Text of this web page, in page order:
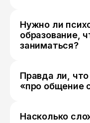
дальше —
вакансиям, а
Нужно ли
образование,
заниматься?
коммуникация,
умение
Правда ли,
«про общение
документами, и
Насколько